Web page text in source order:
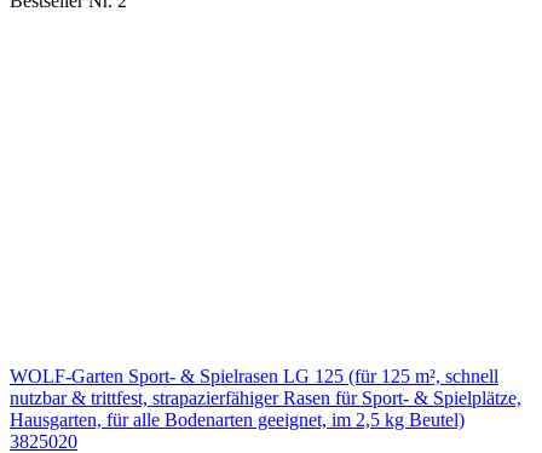
WOLF-Garten Sport- & Spielrasen LG 125 (für 125 m², schnell
nutzbar & trittfest, strapazierfähiger Rasen für Sport- & Spielplätze,
Hausgarten, für alle Bodenarten geeignet, im 2,5 kg Beutel)
3825020